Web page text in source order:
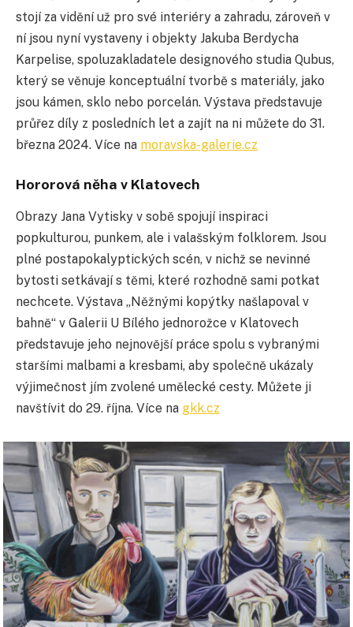
stojí za vidění už pro své interiéry a zahradu, zároveň v
ní jsou nyní vystaveny i objekty Jakuba Berdycha
Karpelise, spoluzakladatele designového studia Qubus,
který se věnuje konceptuální tvorbě s materiály, jako
jsou kámen, sklo nebo porcelán. Výstava představuje
průřez díly z posledních let a zajít na ni můžete do 31.
března 2024. Více na moravska-galerie.cz
Hororová něha v Klatovech
Obrazy Jana Vytisky v sobě spojují inspiraci
popkulturou, punkem, ale i valašským folklorem. Jsou
plné postapokalyptických scén, v nichž se nevinné
bytosti setkávají s těmi, které rozhodně sami potkat
nechcete. Výstava „Něžnými kopýtky našlapoval v
bahně“ v Galerii U Bílého jednorožce v Klatovech
představuje jeho nejnovější práce spolu s vybranými
staršími malbami a kresbami, aby společně ukázaly
výjimečnost jím zvolené umělecké cesty. Můžete ji
navštívit do 29. října. Více na gkk.cz